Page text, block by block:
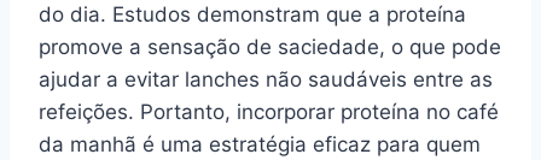
do dia. Estudos demonstram que a proteína
promove a sensação de saciedade, o que pode
ajudar a evitar lanches não saudáveis entre as
refeições. Portanto, incorporar proteína no café
da manhã é uma estratégia eficaz para quem